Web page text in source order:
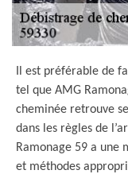
Il est préférable de
tel que AMG
cheminée retrouve
dans les règles de
Ramonage 59 a une
et méthodes